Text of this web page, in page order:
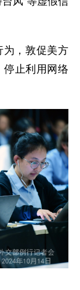
为，敦促美方
停止利用网络